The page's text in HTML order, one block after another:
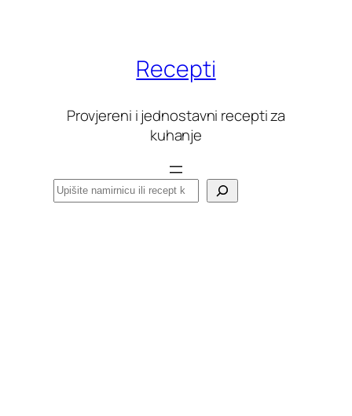
Recepti
Provjereni i jednostavni recepti za
kuhanje
Pretraga